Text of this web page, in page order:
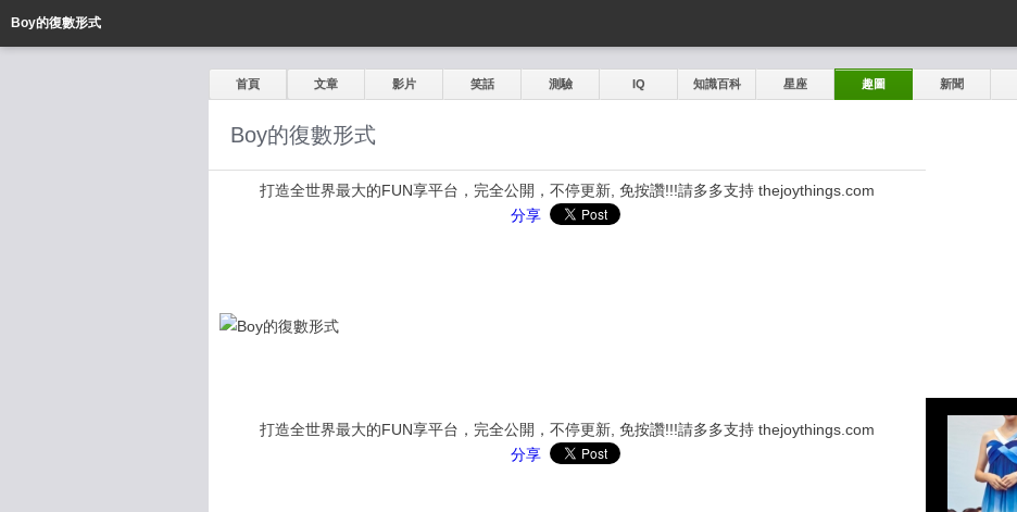
Boy的復數形式
首頁 文章 影片 笑話 測驗 IQ 知識百科 星座 趣圖 新聞
Boy的復數形式
打造全世界最大的FUN享平台，完全公開，不停更新, 免按讚!!!請多多支持 thejoythings.com
分享
打造全世界最大的FUN享平台，完全公開，不停更新, 免按讚!!!請多多支持 thejoythings.com
分享